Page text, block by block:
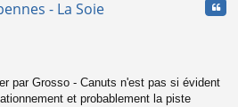
- La Soie
par Grosso - Canuts n'est pas si évident
et probablement la piste